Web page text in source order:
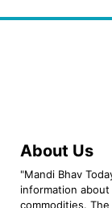
About Us
"Mandi Bhav
information
commodities.